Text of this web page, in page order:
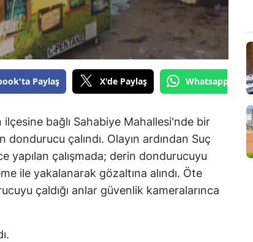
Paylaş X'de Paylaş Whatsapp'tan
bağlı Sahabiye Mahallesi'nde bir
çalındı. Olayın ardından Suç
yapılan çalışmada; derin dondurucuyu
ile yakalanarak gözaltına alındı. Öte
çaldığı anlar güvenlik kameralarınca